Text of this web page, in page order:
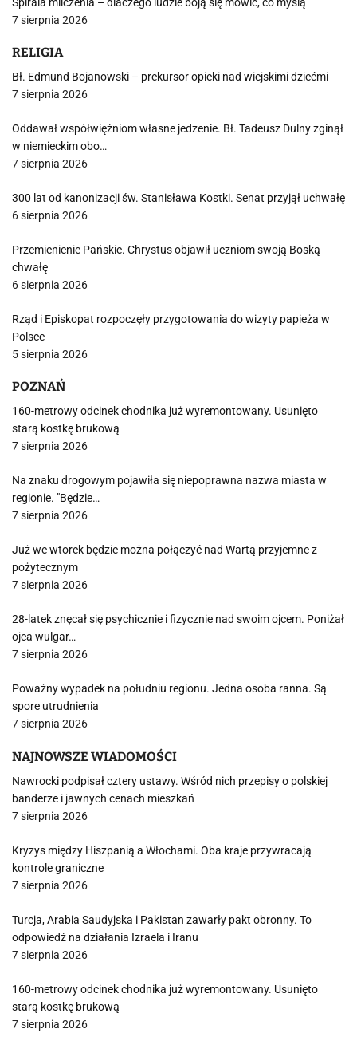
7 sierpnia 2026
RELIGIA
Bł. Edmund Bojanowski – prekursor opieki nad wiejskimi dziećmi
7 sierpnia 2026
Oddawał współwięźniom własne jedzenie. Bł. Tadeusz Dulny zginął
w niemieckim obo…
7 sierpnia 2026
300 lat od kanonizacji św. Stanisława Kostki. Senat przyjął uchwałę
6 sierpnia 2026
Przemienienie Pańskie. Chrystus objawił uczniom swoją Boską
chwałę
6 sierpnia 2026
Rząd i Episkopat rozpoczęły przygotowania do wizyty papieża w
Polsce
5 sierpnia 2026
POZNAŃ
160-metrowy odcinek chodnika już wyremontowany. Usunięto
starą kostkę brukową
7 sierpnia 2026
Na znaku drogowym pojawiła się niepoprawna nazwa miasta w
regionie. "Będzie…
7 sierpnia 2026
Już we wtorek będzie można połączyć nad Wartą przyjemne z
pożytecznym
7 sierpnia 2026
28-latek znęcał się psychicznie i fizycznie nad swoim ojcem. Poniżał
ojca wulgar…
7 sierpnia 2026
Poważny wypadek na południu regionu. Jedna osoba ranna. Są
spore utrudnienia
7 sierpnia 2026
NAJNOWSZE WIADOMOŚCI
Nawrocki podpisał cztery ustawy. Wśród nich przepisy o polskiej
banderze i jawnych cenach mieszkań
7 sierpnia 2026
Kryzys między Hiszpanią a Włochami. Oba kraje przywracają
kontrole graniczne
7 sierpnia 2026
Turcja, Arabia Saudyjska i Pakistan zawarły pakt obronny. To
odpowiedź na działania Izraela i Iranu
7 sierpnia 2026
160-metrowy odcinek chodnika już wyremontowany. Usunięto
starą kostkę brukową
7 sierpnia 2026